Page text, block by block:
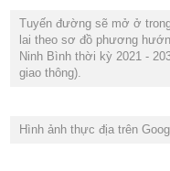
Tuyến đường sẽ mở ở
lai theo sơ đồ phương
Ninh Bình thời kỳ 2021 -
giao thông).
Hình ảnh thực địa trên